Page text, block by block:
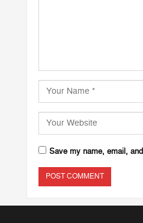
Save my name, email,